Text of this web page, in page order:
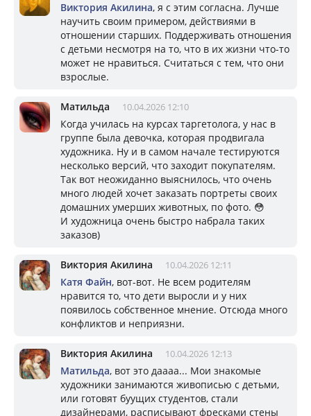
Виктория Акилина, я с этим согласна. Лучше
научить своим примером, действиями в
отношении старших. Поддерживать отношения
с детьми несмотря на то, что в их жизни что-то
может не нравиться. Считаться с тем, что они
взрослые.
Матильда 10.04.2026 12:10
Когда училась на курсах таргетолога, у нас в
группе была девочка, которая продвигала
художника. Ну и в самом начале тестируются
несколько версий, что заходит покупателям.
Так вот неожиданно выяснилось, что очень
много людей хочет заказать портреты своих
домашних умерших животных, по фото. 😳
И художница очень быстро набрала таких
заказов)
Виктория Акилина 10.04.2026 12:11
Катя Файн, вот-вот. Не всем родителям
нравится то, что дети выросли и у них
появилось собственное мнение. Отсюда много
конфликтов и неприязни.
Виктория Акилина 10.04.2026 12:13
Матильда, вот это даааа... Мои знакомые
художники занимаются живописью с детьми,
или готовят буущих студентов, стали
дизайнерами, расписывают фресками стены